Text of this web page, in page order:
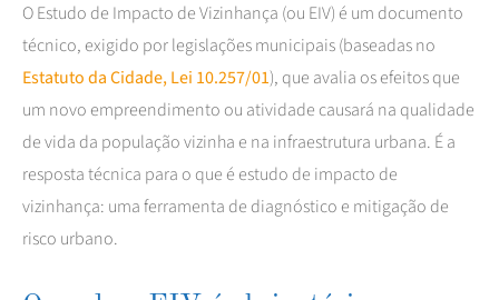
O Estudo de Impacto de Vizinhança (ou EIV) é um documento
técnico, exigido por legislações municipais (baseadas no
Estatuto da Cidade, Lei 10.257/01), que avalia os efeitos que
um novo empreendimento ou atividade causará na qualidade
de vida da população vizinha e na infraestrutura urbana. É a
resposta técnica para o que é estudo de impacto de
vizinhança: uma ferramenta de diagnóstico e mitigação de
risco urbano.